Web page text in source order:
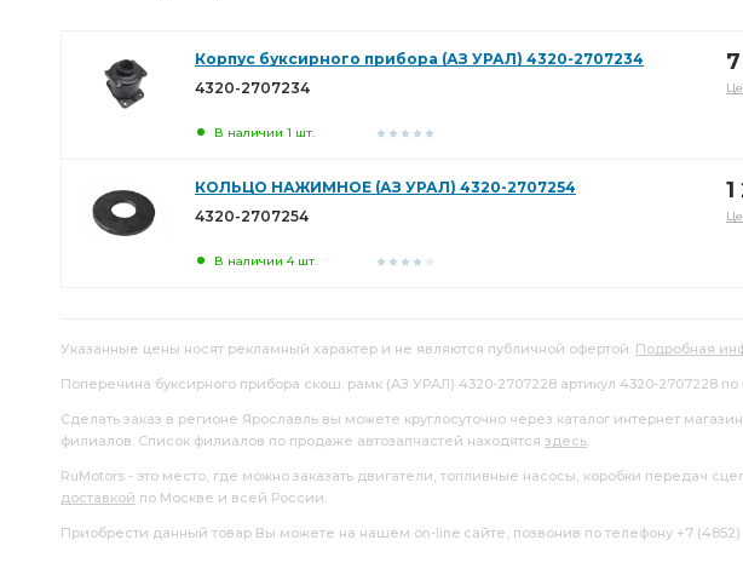
Корпус буксирного прибора (АЗ УРАЛ) 4320-2707234
4320-2707234
В наличии 1 шт.
КОЛЬЦО НАЖИМНОЕ (АЗ УРАЛ) 4320-2707254
4320-2707254
В наличии 4 шт.
Указанные цены носят рекламный характер и не являются публичной офертой. Подробная
Поперечина буксирного прибора скош. рамк (АЗ УРАЛ) 4320-2707228 артикул 4320-2707228
Сделать заказ в регионе Ярославль вы можете круглосуточно через каталог интернет
филиалов. Список филиалов по продаже автозапчастей находятся здесь.
RuMotors - это место, где можно заказать двигатели, топливные насосы, коробки передач
доставкой по Москве и всей России.
Приобрести данный товар Вы можете на нашем on-line сайте, позвонив по телефону +7 (4852)